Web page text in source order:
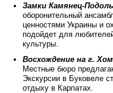
Замки Камянец-
оборонительный
ценностями Украины и
подойдет для
культуры.
Восхождение на г.
Местные бюро
Экскурсии в Буковеле
отдыху в Карпатах.